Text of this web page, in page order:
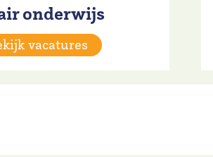
onderwijs
vacatures